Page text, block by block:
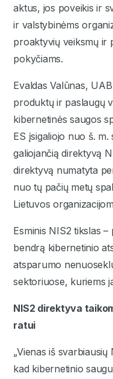
aktus, jos poveikis ir
ir valstybinėms
proaktyvių veiksmų ir
pokyčiams.
Evaldas Valūnas,
produktų ir paslaugų
kibernetinės saugos
ES įsigaliojo nuo š.
galiojančią direktyvą
direktyvą numatyta
nuo tų pačių metų
Lietuvos
Esminis NIS2 tikslas
bendrą kibernetinio
atsparumo
sektoriuose, kuriems
NIS2 direktyva
ratui
„Vienas iš
kad kibernetinio